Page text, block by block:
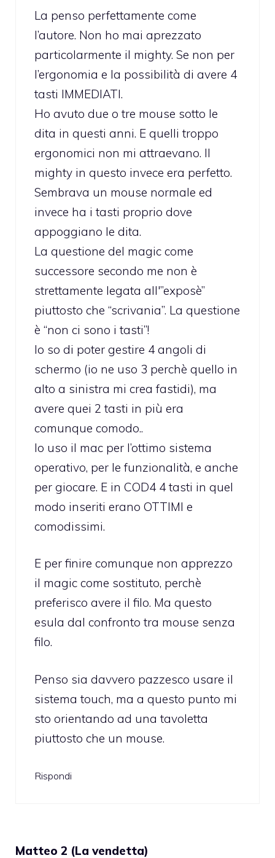
La penso perfettamente come
l’autore. Non ho mai aprezzato
particolarmente il mighty. Se non per
l’ergonomia e la possibilità di avere 4
tasti IMMEDIATI.
Ho avuto due o tre mouse sotto le
dita in questi anni. E quelli troppo
ergonomici non mi attraevano. Il
mighty in questo invece era perfetto.
Sembrava un mouse normale ed
invece ha i tasti proprio dove
appoggiano le dita.
La questione del magic come
successore secondo me non è
strettamente legata all'”exposè”
piuttosto che “scrivania”. La questione
è “non ci sono i tasti”!
Io so di poter gestire 4 angoli di
schermo (io ne uso 3 perchè quello in
alto a sinistra mi crea fastidi), ma
avere quei 2 tasti in più era
comunque comodo..
Io uso il mac per l’ottimo sistema
operativo, per le funzionalità, e anche
per giocare. E in COD4 4 tasti in quel
modo inseriti erano OTTIMI e
comodissimi.
E per finire comunque non apprezzo
il magic come sostituto, perchè
preferisco avere il filo. Ma questo
esula dal confronto tra mouse senza
filo.
Penso sia davvero pazzesco usare il
sistema touch, ma a questo punto mi
sto orientando ad una tavoletta
piuttosto che un mouse.
Rispondi
Matteo 2 (La vendetta)